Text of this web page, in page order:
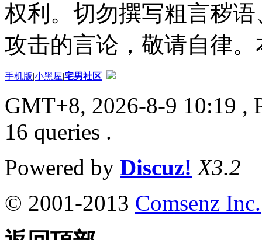
权利。切勿撰写粗言秽
攻击的言论，敬请自律
手机版|小黑屋|宅男社区
GMT+8, 2026-8-9 10:19 ,
16 queries .
Powered by Discuz! X3.2
© 2001-2013 Comsenz Inc.